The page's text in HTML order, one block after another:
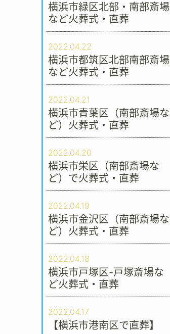
横浜市緑区北部・南部斎場
など火葬式・直葬
2022.04.22
横浜市都筑区北部南部斎場
など火葬式・直葬
2022.04.21
横浜市青葉区（南部斎場な
ど）火葬式・直葬
2022.04.20
横浜市栄区（南部斎場な
ど）で火葬式・直葬
2022.04.19
横浜市金沢区（南部斎場な
ど）火葬式・直葬
2022.04.18
横浜市戸塚区-戸塚斎場な
ど火葬式・直葬
2022.04.17
【横浜市港南区で直葬】